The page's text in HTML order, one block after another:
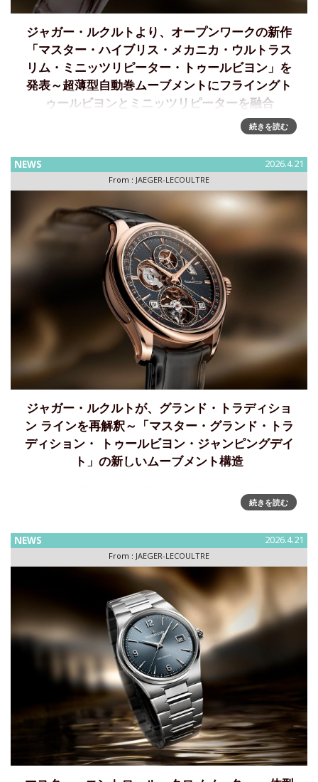
ジャガー・ルクルトより、オープンワークの新作
「マスター・ハイブリス・メカニカ・ウルトラス
リム・ミニッツリピーター・トゥールビヨン」を
発表～超薄型自動巻ムーブメントにフライングト
ゥールビヨンとミニッツリピーターを融合
「マスター・ハイブリス・メカニカ・ウルトラスリム・ミニ
ントにフライングトゥールビヨンとミニッツリピーターを融
合させたオープンワークの傑作ジャガー・ルクルトは、グラ
ンドメゾンの名高い超
続きを読む
NEWS 2026.4.21
From : JAEGER-LECOULTRE
ジャガー・ルクルトが、グランド・トラディショ
ン ラインを再解釈～「マスター・グランド・トラ
ディション・ トゥールビヨン・ジャンピングデイ
ト」の新しいムーブメント構造
ャンピングデイト～グランド・トラディション ラインの再解
ー・ルクルトは、新たなマスター・グランド・トラディショ
ン・トゥールビ
続きを読む
NEWS 2026.4.21
From : JAEGER-LECOULTRE